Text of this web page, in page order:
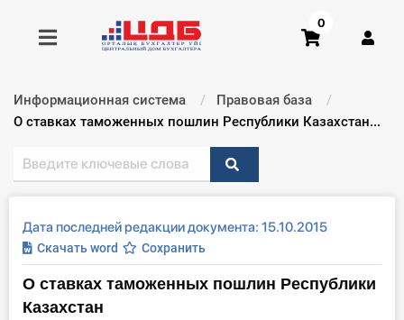
Получить консультацию
Купить доступ
Главная ИС
Формы
Консультации
0
Информационная система
Правовая база
Текущий:
О ставках таможенных пошлин Республики Казахстан...
Дата последней редакции документа: 15.10.2015
Скачать word Сохранить
О ставках таможенных пошлин Республики
Казахстан